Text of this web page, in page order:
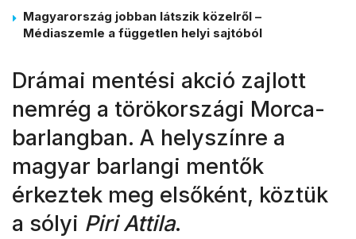
Magyarország jobban látszik közelről –
Médiaszemle a független helyi sajtóból
Drámai mentési akció zajlott
nemrég a törökországi Morca-
barlangban. A helyszínre a
magyar barlangi mentők
érkeztek meg elsőként, köztük
a sólyi Piri Attila.